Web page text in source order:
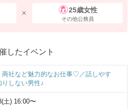
25歳女性
その他公務員
したイベント
商社など魅力的なお仕事♡／話しやす
りしない男性♪
土) 16:00〜